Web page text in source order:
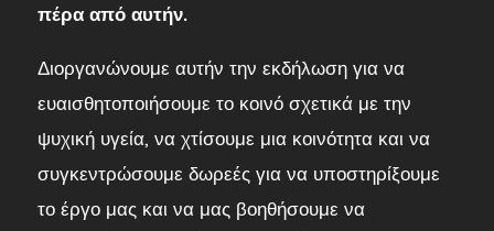
πέρα από αυτήν.
Διοργανώνουμε αυτήν την εκδήλωση για να
ευαισθητοποιήσουμε το κοινό σχετικά με την
ψυχική υγεία, να χτίσουμε μια κοινότητα και να
συγκεντρώσουμε δωρεές για να υποστηρίξουμε
το έργο μας και να μας βοηθήσουμε να